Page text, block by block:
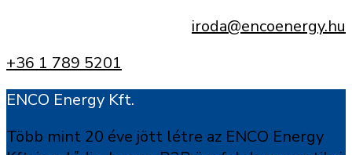
iroda@encoenergy.hu
+36 1 789 5201
ENCO Energy Kft.
Több mint 20 éve jött létre az ENCO Energy